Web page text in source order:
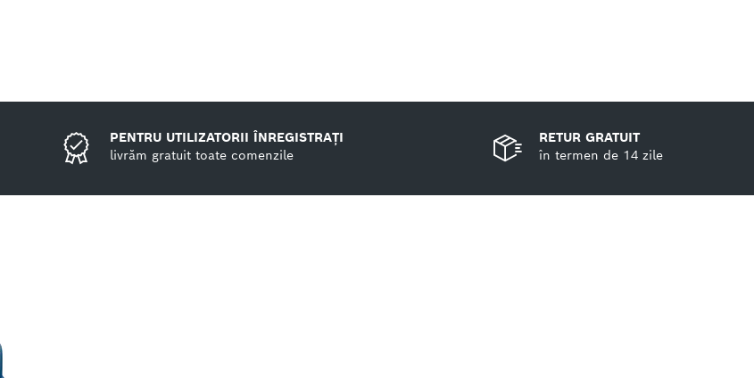
PENTRU UTILIZATORII ÎNREGISTRAȚI
livrăm gratuit toate comenzile
RETUR GRATUIT
în termen de 14 zile